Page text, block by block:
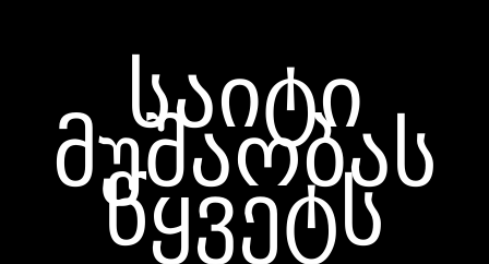
საიტი
მუშაობას
წყვეტს